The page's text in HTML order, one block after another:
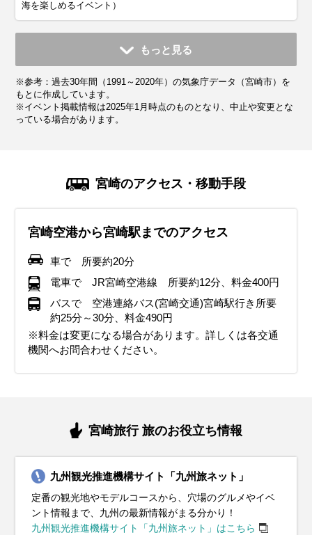
海を楽しめるイベント）
11月
平均気温・降水量
14.7℃ 105.7mm
気候・服装
11月の宮崎は平均気温が14℃前後に。日中は過ごしやすいも
用すると、快適に観光を楽しめる。
イベント・観光
白滝もみじ祭り、霧島秋まつり
12月
平均気温・降水量
9.7℃ 74.9mm
気候・服装
12月の宮崎は冬の寒さが本格化し、平均気温は9℃前後。厚
イルミネーションが美しい季節なので、夜の散策ができるよ
う手袋やマフラーなどの防寒アイテムを活用すると快適。
イベント・観光
青島太平洋マラソン、宮崎ベイサイドマラソン（海沿いを走る人
気のマラソン大会）
1月
平均気温・降水量
7.8℃ 72.7mm
気候・服装
1月の宮崎は冬の寒さが続きますが、「本州の各地と比べる
多く、軽めのニットやセーターで過ごせる日もあります。イ
ンナーには保温性の高い素材を選び、手袋やマフラーなどの
防寒アイテムも活用すると快適。沿岸部では風が強くなるこ
とがあるため、防風性のあるアウターがあると安心。
イベント・観光
青島裸まいり（成人を祝う伝統的な祭り）、野尻町イルミネーシ
ョン
2月
平均気温・降水量
8.9℃ 95.8mm
気候・服装
2月も宮崎は冬の寒さが続きますが、後半になるにつれ、暖
トでも過ごせる日があります。 沿岸部は風が強い日もあるた
め、ウィンドブレーカーがあると安心です。 沿岸部では湿度
が低く、乾燥しやすいので保湿対策も忘れずに。
イベント・観光
青島神社節分祭（厄除けの豆まきが行われる）、座論梅（梅まつ
り）、神話の高千穂建国まつり
3月
平均気温・降水量
12.1℃ 155.7mm
気候・服装
南国宮崎は春の訪れが早く、3月初旬になると春の気配が感
す。同じ宮崎県内でも高千穂などの山間部ではまだ寒さが残
るため、厚めの服装を選ぶのがベスト。沿岸部では春風が強
くなることがあるので、風を通しにくいアウターがあると安
心。
イベント・観光
一里山地区シバザクラまつり、西都原古墳群桜まつり（桜と古墳
のコラボレーションが楽しめる）
4月
平均気温・降水量
16.4℃ 194.5mm
気候・服装
4月は宮崎の気候が穏やかになり、日中は過ごしやすくなり
め折りたたみ傘を持っておくと安心です。 桜が見頃を迎える
季節なので、歩きやすいスニーカーを選ぶのがおすすめ。
イベント・観光
日南海岸春祭り（海岸沿いで行われる春のイベント）、宮崎国際
音楽祭（クラシック音楽の祭典）
5月
平均気温・降水量
20.3℃ 227.6mm
気候・服装
5月の宮崎は気温がぐっと上がり、日中は半袖でも快適に過
部では特に紫外線が強くなるため、帽子や日焼け止めの対策
が重要です。下旬は梅雨の走りで雨が降ることもあります。
雨具を持参するのが安心です。
イベント・観光
ジャカランダまつり（5月下旬から6月まで美しいジャカランダが
鑑賞できます）、しゃくなげ花まつり
6月
平均気温・降水量
23.2℃ 516.3mm
気候・服装
6月の宮崎は梅雨の時期に入り、雨の日が多くなります。湿
ジャケットや折りたたみ傘を必ず持参 靴は防水加工されたス
ニーカーやレインシューズを選ぶことで、雨の日でも快適に
観光を楽しめます。濡れてもよいよう靴下など着替えを多め
に持参しましょう。沿岸部では海開きもありますので、ビー
チサンダルなどあると楽しめます。
イベント・観光
青島ビーチ開き（夏の海水浴シーズンがスタート）、佐土原花し
7月
平均気温・降水量
27.3℃ 339.3mm
気候・服装
7月の宮崎は本格的な夏の暑さに突入し、平均気温は27℃前
徹底。日差しが強いため、日焼け止めをこまめに塗るのがお
すすめ。屋外での観光が多い場合は、吸湿速乾素材の服や、
水分補給を意識すると快適に過ごせる。
イベント・観光
きよたけ郷土祭り、南蛮渡来みなとまつり、えれこっちゃみやざ
き
もっと見る
※参考：過去30年間（1991～2020年）の気象庁データ（宮崎市）を
もとに作成しています。
※イベント掲載情報は2025年1月時点のものとなり、中止や変更とな
っている場合があります。
宮崎のアクセス・移動手段
宮崎空港から宮崎駅までのアクセス
車で 所要約20分
電車で JR宮崎空港線 所要約12分、料金400円
バスで 空港連絡バス(宮崎交通)宮崎駅行き所要
約25分～30分、料金490円
※料金は変更になる場合があります。詳しくは各交通
機関へお問合わせください。
宮崎旅行 旅のお役立ち情報
九州観光推進機構サイト「九州旅ネット」
定番の観光地やモデルコースから、穴場のグルメやイベ
ント情報まで、九州の最新情報がまる分かり！
九州観光推進機構サイト「九州旅ネット」はこちら